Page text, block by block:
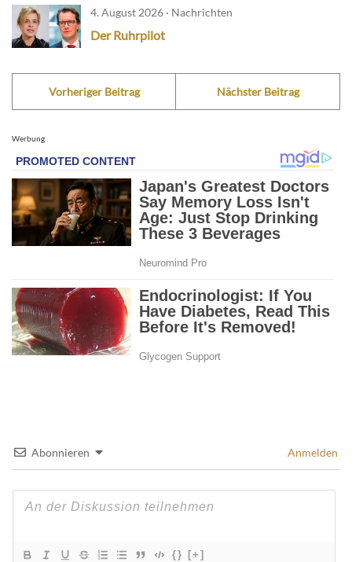
4. August 2026 · Nachrichten
Der Ruhrpilot
Vorheriger Beitrag Nächster Beitrag
Werbung
Abonnieren Anmelden
{} [+]